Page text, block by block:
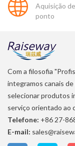
Aquisição
ponto
Com a filosofia
integramos canais
selecionar produtos
serviço orientado ao
Telefone: +86 27-
E-mail: